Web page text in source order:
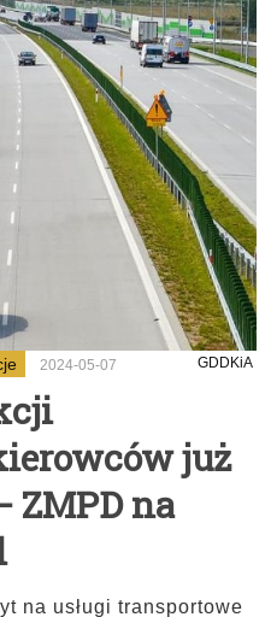
2024-05-07 GDDKiA
już
ZMPD na
na usługi transportowe